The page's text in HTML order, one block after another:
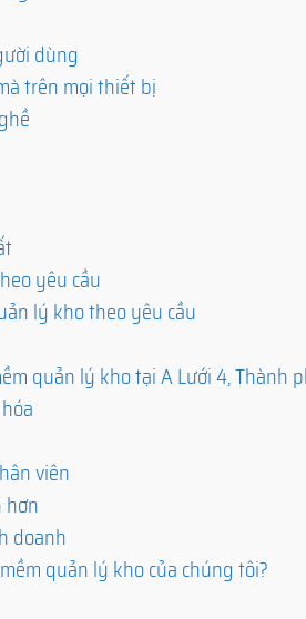
dùng
trên mọi thiết bị
yêu cầu
lý kho theo yêu cầu
quản lý kho tại A Lưới 4, Thành
viên
doanh
quản lý kho của chúng tôi?